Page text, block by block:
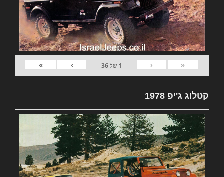
«
‹
1 של36
›
»
קטלוג ג'יפ 1978